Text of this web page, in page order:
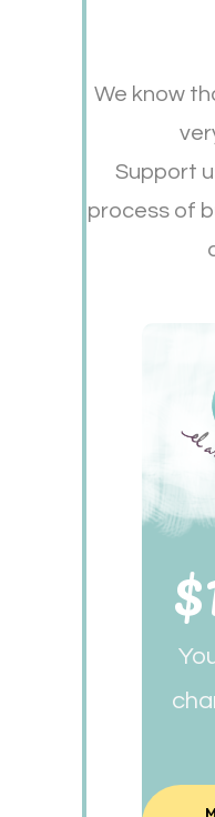
We know
Support
process of